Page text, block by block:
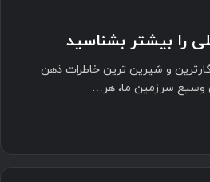
را بیشتر بشناسید
و شیرین ترین خاطرات ذهن
وسیع سرزمین ما، هر…